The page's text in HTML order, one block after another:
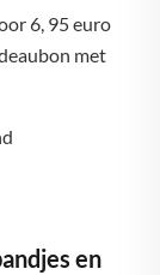
6, 95 euro
met
en